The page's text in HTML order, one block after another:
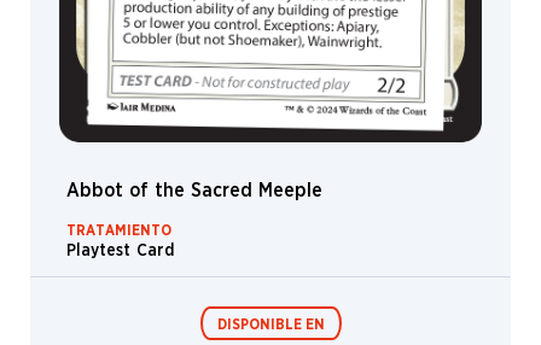
Araña
Avatar
Centauro
Horror
Oso
Abbot of the Sacred Meeple
TRATAMIENTO
Playtest Card
DISPONIBLE EN